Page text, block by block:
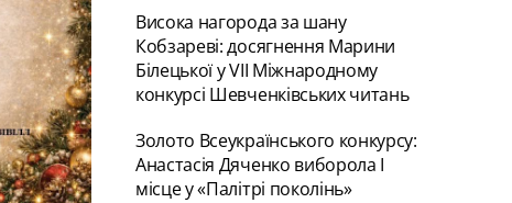
Висока нагорода за шану
Кобзареві: досягнення Марини
Білецької у VII Міжнародному
конкурсі Шевченківських читань
Золото Всеукраїнського конкурсу:
Анастасія Дяченко виборола І
місце у «Палітрі поколінь»